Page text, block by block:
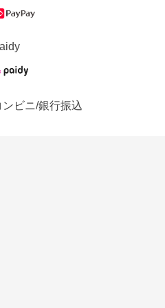
ンビニ/銀行振込